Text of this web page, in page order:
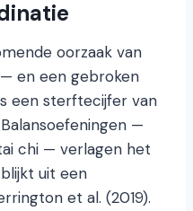
oorzaak van
en een gebroken
een sterftecijfer van
—
chi — verlagen het
uit een
et al. (2019).